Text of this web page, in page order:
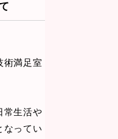
術満足室
常生活や
なってい